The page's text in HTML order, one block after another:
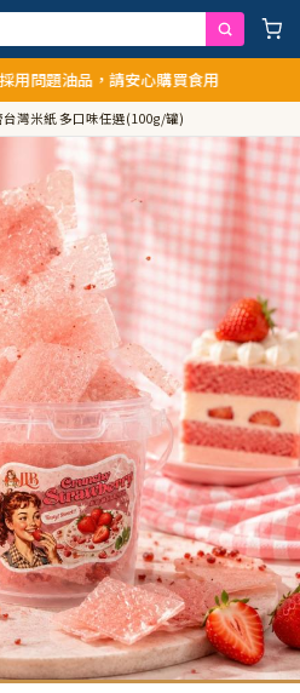
品，請安心購買食用
台灣米紙 多口味任選(100g/罐)